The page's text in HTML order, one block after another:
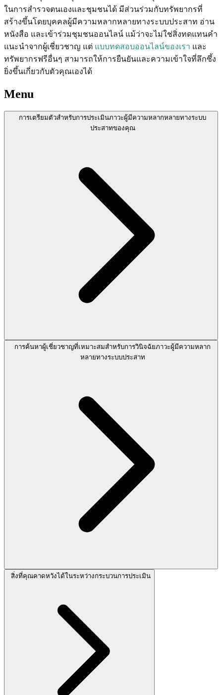
ในการสำรวจตนเองและชุมชนได้ มีส่วนร่วมกับทรัพยากรที่
สร้างขึ้นโดยบุคคลผู้มีความหลากหลายทางระบบประสาท อ่าน
หนังสือ และเข้าร่วมชุมชนออนไลน์ แม้ว่าจะไม่ใช่สิ่งทดแทนคำ
แนะนำจากผู้เชี่ยวชาญ แต่ แบบทดสอบออนไลน์ของเรา และ
ทรัพยากรฟรีอื่นๆ สามารถให้การยืนยันและความเข้าใจที่ลึกซึ้ง
ยิ่งขึ้นเกี่ยวกับตัวคุณเองได้
Menu
การเตรียมตัวสำหรับการประเมินภาวะผู้มีความหลากหลายทางระบบ
ประสาทของคุณ
การค้นหาผู้เชี่ยวชาญที่เหมาะสมสำหรับการวินิจฉัยภาวะผู้มีความหลาก
หลายทางระบบประสาท
สิ่งที่คุณคาดหวังได้ในระหว่างกระบวนการประเมิน